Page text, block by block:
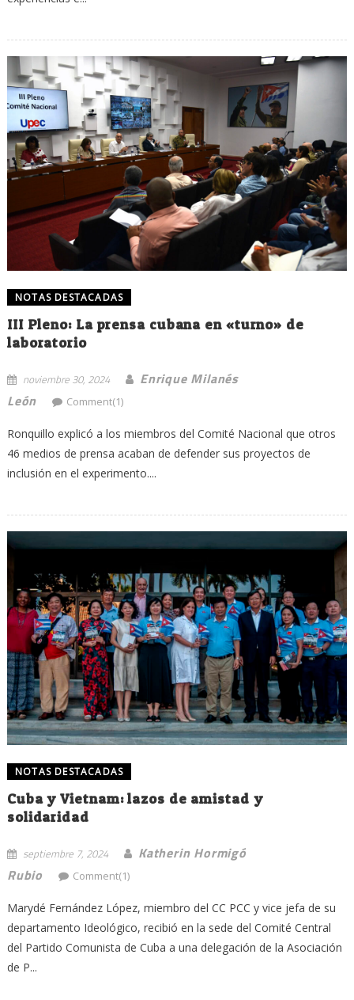
NOTAS DESTACADAS
III Pleno: La prensa cubana en «turno» de
laboratorio
noviembre 30, 2024
Enrique Milanés
León
Comment(1)
Ronquillo explicó a los miembros del Comité Nacional que otros
46 medios de prensa acaban de defender sus proyectos de
inclusión en el experimento....
NOTAS DESTACADAS
Cuba y Vietnam: lazos de amistad y
solidaridad
septiembre 7, 2024
Katherin Hormigó
Rubio
Comment(1)
Marydé Fernández López, miembro del CC PCC y vice jefa de su
departamento Ideológico, recibió en la sede del Comité Central
del Partido Comunista de Cuba a una delegación de la Asociación
de P...